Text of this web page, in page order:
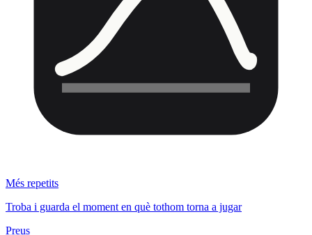
Més repetits
Troba i guarda el moment en què tothom torna a jugar
Preus